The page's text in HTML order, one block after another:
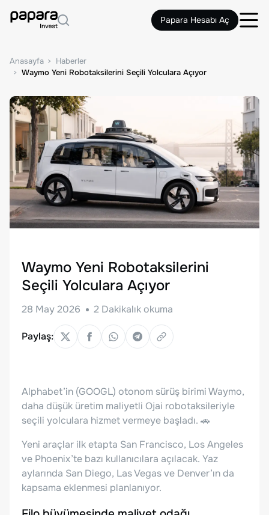
Papara Hesabı Aç
Anasayfa
Haberler
Waymo Yeni Robotaksilerini Seçili Yolculara Açıyor
Waymo Yeni Robotaksilerini
Seçili Yolculara Açıyor
28 May 2026 2 Dakikalık okuma
Paylaş:
Alphabet’in (GOOGL) otonom sürüş birimi Waymo,
daha düşük üretim maliyetli Ojai robotaksileriyle
seçili yolculara hizmet vermeye başladı. 🚗
Yeni araçlar ilk etapta San Francisco, Los Angeles
ve Phoenix’te bazı kullanıcılara açılacak. Yaz
aylarında San Diego, Las Vegas ve Denver’ın da
kapsama eklenmesi planlanıyor.